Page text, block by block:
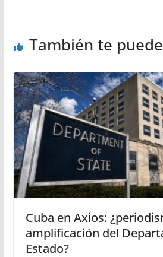
También te
Cuba en Axios:
amplificación del
Estado?